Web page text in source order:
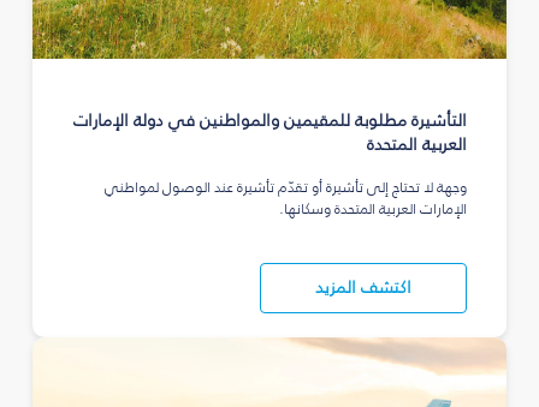
التأشيرة مطلوبة للمقيمين والمواطنين في دولة الإمارات
العربية المتحدة
وجهة لا تحتاج إلى تأشيرة أو تقدّم تأشيرة عند الوصول لمواطني
الإمارات العربية المتحدة وسكانها.
اكتشف المزيد